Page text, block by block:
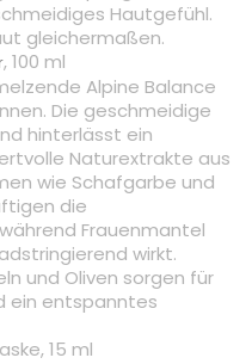
Hautgefühl.
gleichermaßen.
, 100 ml
Alpine Balance
Die geschmeidige
hinterlässt ein
Naturextrakte aus
wie Schafgarbe und
die
Frauenmantel
wirkt.
und Oliven sorgen für
ein entspanntes
15 ml